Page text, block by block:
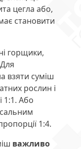
цегла або,
становити
горщики,
взяти суміш
рослин і
1:1. Або
1:4.
важливо